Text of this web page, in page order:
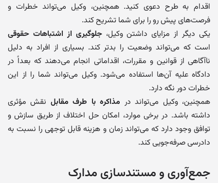
اقدام به طرح دعوی کنید. همچنین، وکیل می‌تواند خطرات و
فرصت‌های پیش رو را برای شما تشریح کند.
یکی دیگر از مزایای داشتن وکیل،جلوگیری از اشتباهات حقوقی
است که می‌تواند وضعیت را بدتر کند. بسیاری از افراد به دلیل
ناآگاهی از قوانین و مقررات، اقداماتی انجام می‌دهند که بعداً در
دادگاه علیه آن‌ها استفاده می‌شود. وکیل می‌تواند شما را از این
خطرات دور نگه دارد.
همچنین، وکیل می‌تواند در مذاکره با طرف مقابل نقش مؤثری
داشته باشد. در برخی موارد، امکان حل اختلاف از طریق سازش و
توافق وجود دارد که می‌تواند زمان و هزینه قابل توجهی را نسبت به
دادرسی صرفه‌جویی کند.
جمع‌آوری و مستندسازی مدارک